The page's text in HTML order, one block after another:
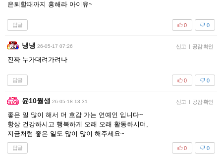
은퇴할때까지 흥해라 아이유~
답글 0
0
냉냉 26-05-17 07:26 신고 | 공감 확인
진짜 누가대려가려나
답글 0
0
윤10월생 26-05-18 13:31 신고 | 공감 확인
좋은 일 많이 해서 더 호감 가는 연예인 입니다~
항상 건강하시고 행복하게 오래 오래 활동하시며,
지금처럼 좋은 일도 많이 많이 해주세요~
답글 0
0